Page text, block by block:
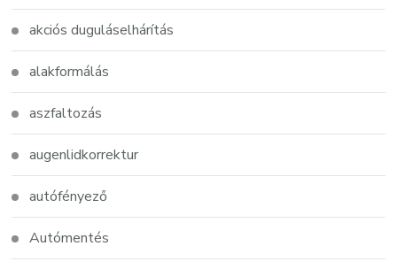
akciós duguláselhárítás
alakformálás
aszfaltozás
augenlidkorrektur
autófényező
Autómentés